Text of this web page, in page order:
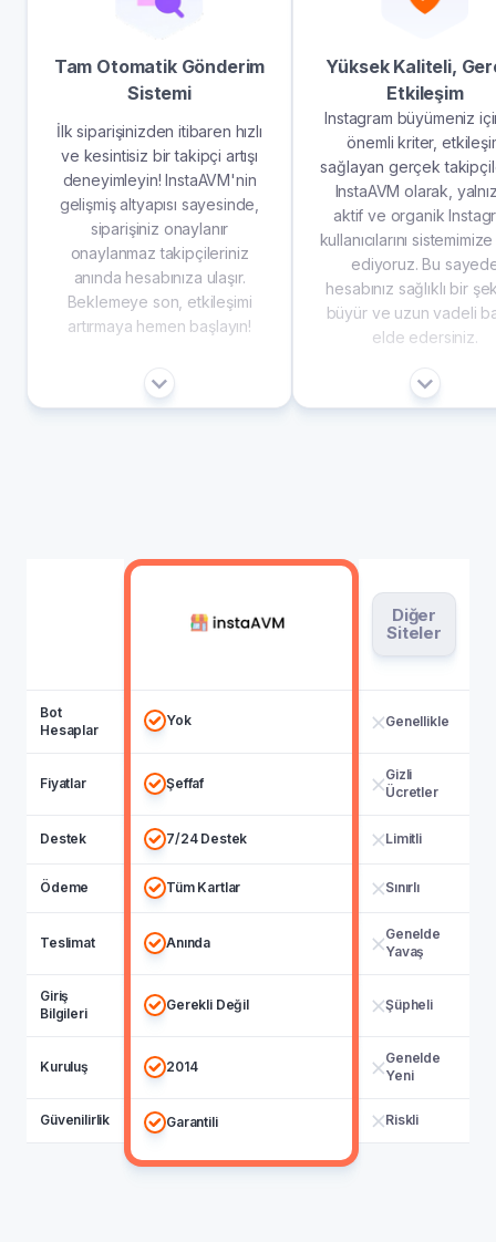
Tam Otomatik Gönderim
Sistemi
İlk siparişinizden itibaren hızlı
ve kesintisiz bir takipçi artışı
deneyimleyin! InstaAVM'nin
gelişmiş altyapısı sayesinde,
siparişiniz onaylanır
onaylanmaz takipçileriniz
anında hesabınıza ulaşır.
Beklemeye son, etkileşimi
artırmaya hemen başlayın!
Yüksek Kaliteli,
Etkileşim
Instagram büyümeniz
önemli kriter,
sağlayan gerçek
InstaAVM olarak,
aktif ve organik
kullanıcılarını
ediyoruz. Bu
hesabınız sağlıklı bir
büyür ve uzun vadeli
elde edersiniz.
Diğer
Siteler
Bot
Hesaplar
Yok Genellikle
Fiyatlar Şeffaf
Gizli
Ücretler
Destek 7/24 Destek Limitli
Ödeme Tüm Kartlar Sınırlı
Teslimat Anında
Genelde
Yavaş
Giriş
Bilgileri
Gerekli Değil Şüpheli
Kuruluş 2014
Genelde
Yeni
Güvenilirlik Garantili Riskli